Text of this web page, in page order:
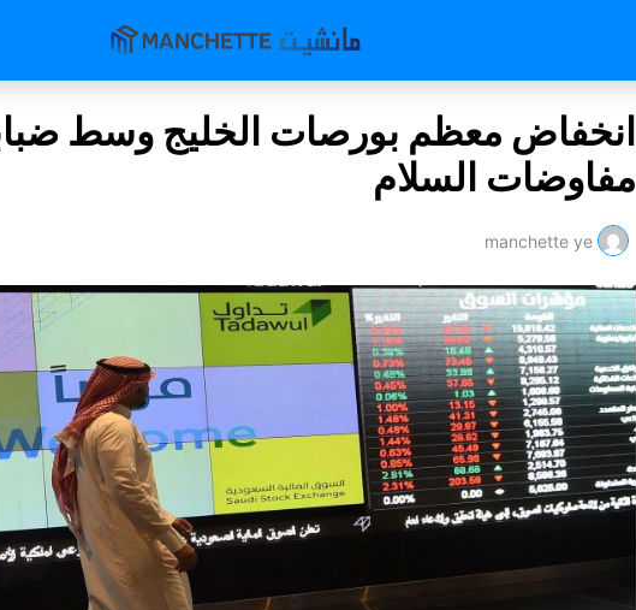
انخفاض معظم بورصات الخليج وسط
مفاوضات السلام
manchette ye